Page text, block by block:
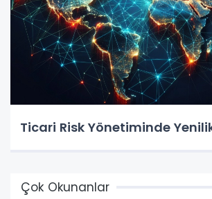
Ticari Risk Yönetiminde
Çok Okunanlar